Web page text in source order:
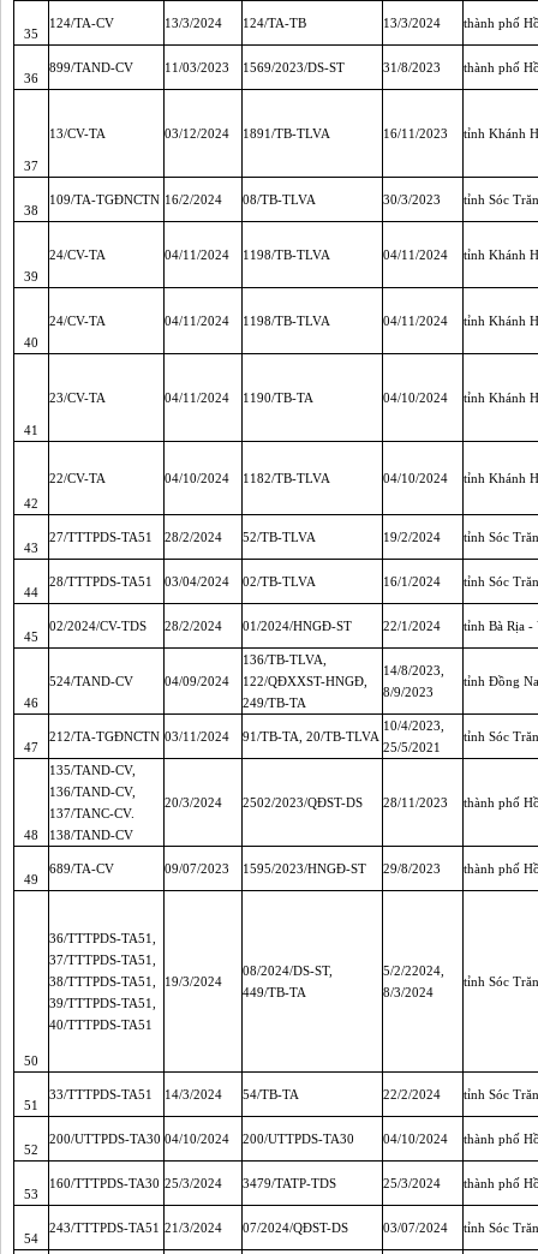
35
124/TA-CV 13/3/2024 124/TA-TB 13/3/2024 thành phố
36
899/TAND-CV 11/03/2023 1569/2023/DS-ST 31/8/2023 thành phố
37
13/CV-TA 03/12/2024 1891/TB-TLVA 16/11/2023 tỉnh Khánh
38
109/TA-TGĐNCTN 16/2/2024 08/TB-TLVA 30/3/2023 tỉnh Sóc
39
24/CV-TA 04/11/2024 1198/TB-TLVA 04/11/2024 tỉnh Khánh
40
24/CV-TA 04/11/2024 1198/TB-TLVA 04/11/2024 tỉnh Khánh
41
23/CV-TA 04/11/2024 1190/TB-TA 04/10/2024 tỉnh Khánh
42
22/CV-TA 04/10/2024 1182/TB-TLVA 04/10/2024 tỉnh Khánh
43
27/TTTPDS-TA51 28/2/2024 52/TB-TLVA 19/2/2024 tỉnh Sóc
44
28/TTTPDS-TA51 03/04/2024 02/TB-TLVA 16/1/2024 tỉnh Sóc
45
02/2024/CV-TDS 28/2/2024 01/2024/HNGĐ-ST 22/1/2024 tỉnh Bà Rịa -
46
524/TAND-CV 04/09/2024
136/TB-TLVA,
122/QĐXXST-HNGĐ,
249/TB-TA
14/8/2023,
8/9/2023
tỉnh Đồng
47
212/TA-TGĐNCTN 03/11/2024 91/TB-TA, 20/TB-TLVA
10/4/2023,
25/5/2021
tỉnh Sóc
48
135/TAND-CV,
136/TAND-CV,
137/TANC-CV.
138/TAND-CV
20/3/2024 2502/2023/QĐST-DS 28/11/2023 thành phố
49
689/TA-CV 09/07/2023 1595/2023/HNGĐ-ST 29/8/2023 thành phố
50
36/TTTPDS-TA51,
37/TTTPDS-TA51,
38/TTTPDS-TA51,
39/TTTPDS-TA51,
40/TTTPDS-TA51
19/3/2024
08/2024/DS-ST,
449/TB-TA
5/2/22024,
8/3/2024
tỉnh Sóc
51
33/TTTPDS-TA51 14/3/2024 54/TB-TA 22/2/2024 tỉnh Sóc
52
200/UTTPDS-TA30 04/10/2024 200/UTTPDS-TA30 04/10/2024 thành phố
53
160/TTTPDS-TA30 25/3/2024 3479/TATP-TDS 25/3/2024 thành phố
54
243/TTTPDS-TA51 21/3/2024 07/2024/QĐST-DS 03/07/2024 tỉnh Sóc